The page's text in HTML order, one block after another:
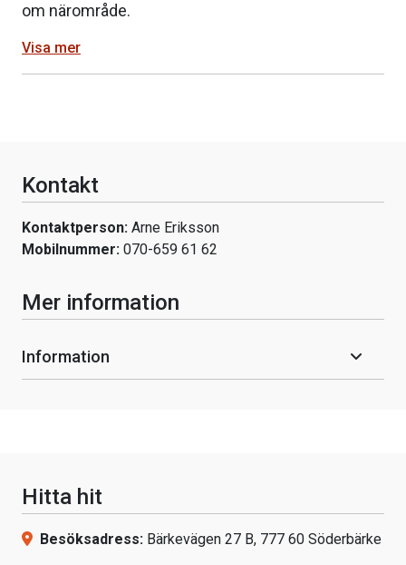
om närområde.
Visa mer
Kontakt
Kontaktperson: Arne Eriksson
Mobilnummer: 070-659 61 62
Mer information
Information
Hitta hit
Besöksadress: Bärkevägen 27 B, 777 60 Söderbärke